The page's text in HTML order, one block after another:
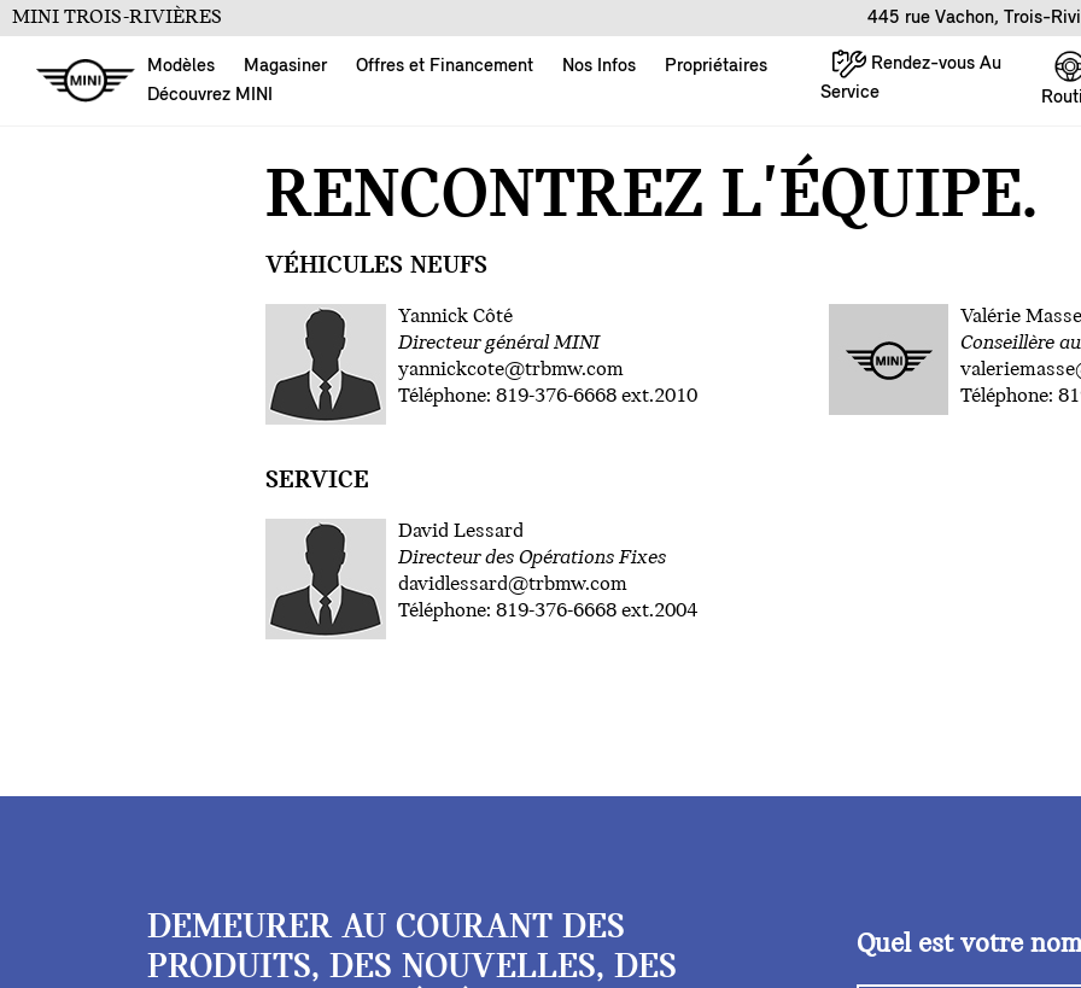
MINI TROIS-RIVIÈRES 445 rue Vachon, Trois-
Modèles Magasiner Offres et Financement Nos Infos
Propriétaires
Découvrez MINI
Rendez-vous Au
Service
RENCONTREZ L'ÉQUIPE.
VÉHICULES NEUFS
Yannick Côté
Directeur général MINI
yannickcote@trbmw.com
Téléphone: 819-376-6668 ext.2010
Valérie Masse
Conseillère
Téléphone:
SERVICE
David Lessard
Directeur des Opérations Fixes
davidlessard@trbmw.com
Téléphone: 819-376-6668 ext.2004
DEMEURER AU COURANT DES
PRODUITS, DES NOUVELLES, DES
Quel est votre